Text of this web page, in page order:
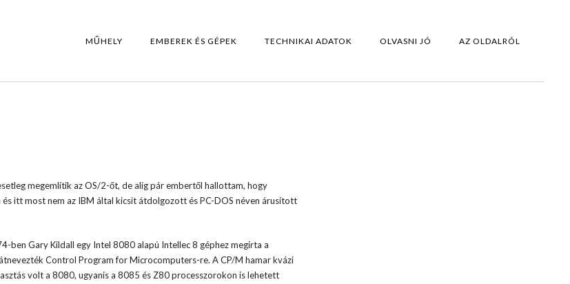
MŰHELY EMBEREK ÉS GÉPEK TECHNIKAI ADATOK OLVASNI JÓ AZ OLDALRÓL
megemlítik az OS/2-őt, de alig pár embertől hallottam, hogy
itt most nem az IBM által kicsit átdolgozott és PC-DOS néven árusított
ben Gary Kildall egy Intel 8080 alapú Intellec 8 géphez megírta a
Control Program for Microcomputers-re. A CP/M hamar kvázi
volt a 8080, ugyanis a 8085 és Z80 processzorokon is lehetett